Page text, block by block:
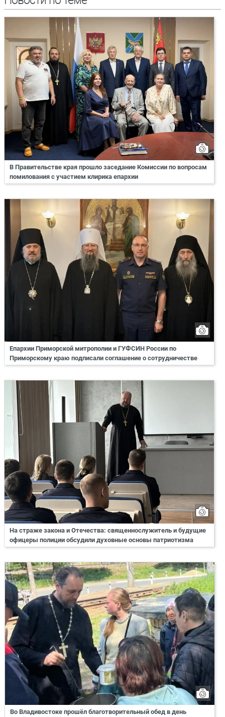
В Правительстве края прошло заседание Комиссии по вопросам
помилования с участием клирика епархии
Епархии Приморской митрополии и ГУФСИН России по
Приморскому краю подписали соглашение о сотрудничестве
На страже закона и Отечества: священнослужитель и будущие
офицеры полиции обсудили духовные основы патриотизма
Во Владивостоке прошёл благотворительный обед в день